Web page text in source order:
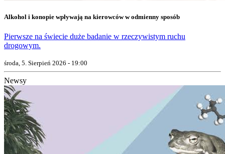
Alkohol i konopie wpływają na kierowców w odmienny sposób
Pierwsze na świecie duże badanie w rzeczywistym ruchu
drogowym.
środa, 5. Sierpień 2026 - 19:00
Newsy